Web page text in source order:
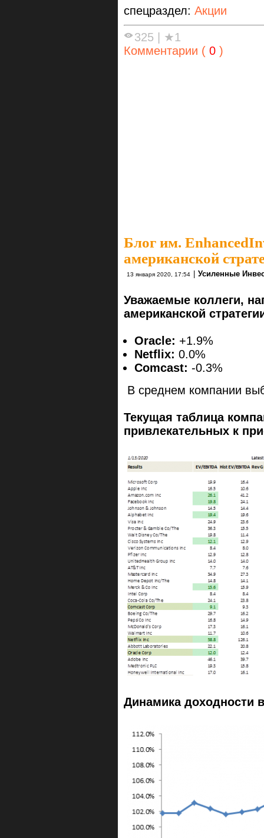
спецраздел: Акции
325
★1
Комментарии ( 0 )
Блог им.
американской
13 января 2020, 17:54 Усиленные
Уважаемые коллеги,
американской
Oracle: +1.9%
Netflix: 0.0%
Comcast: -0.3%
В среднем компании
Текущая таблица
привлекательных к
Динамика доходности